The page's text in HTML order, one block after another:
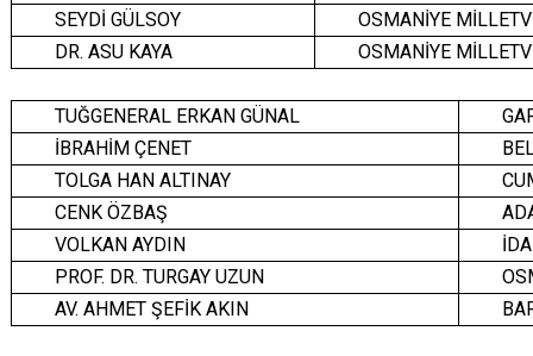
SEYDİ GÜLSOY
OSMANİYE
DR. ASU KAYA
OSMANİYE
TUĞGENERAL ERKAN GÜNAL
İBRAHİM ÇENET
TOLGA HAN ALTINAY
CENK ÖZBAŞ
VOLKAN AYDIN
PROF. DR. TURGAY UZUN
AV. AHMET ŞEFİK AKIN